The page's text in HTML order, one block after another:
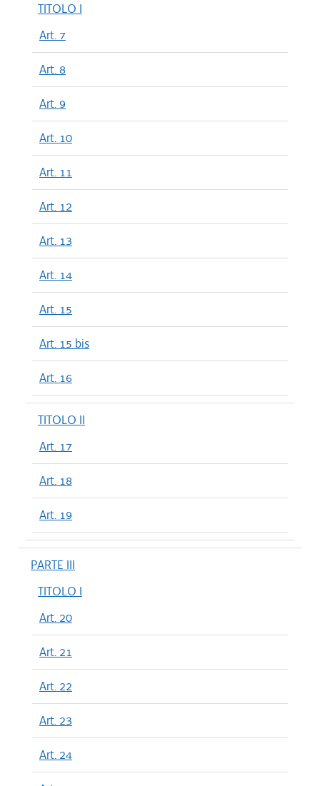
TITOLO I
Art. 7
Art. 8
Art. 9
Art. 10
Art. 11
Art. 12
Art. 13
Art. 14
Art. 15
Art. 15 bis
Art. 16
TITOLO II
Art. 17
Art. 18
Art. 19
PARTE III
TITOLO I
Art. 20
Art. 21
Art. 22
Art. 23
Art. 24